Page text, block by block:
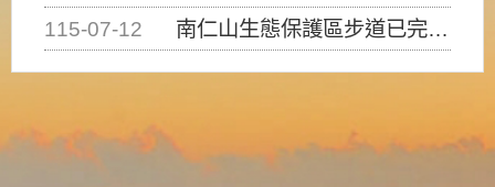
115-07-12
南仁山生態保護區步道已完成修復，自115年7月13日（星期一）起恢復開放入園，歡迎民眾依規定申請入園....